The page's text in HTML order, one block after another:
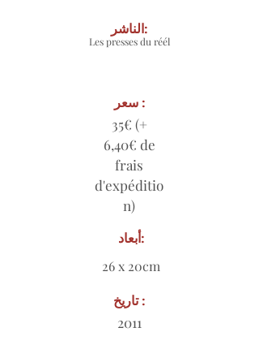
Les presses du réél
الناشر:
سعر :
35€ (+
6,40€ de
frais
d'expéditio
n)
أبعاد:
26 x 20cm
تاريخ :
2011